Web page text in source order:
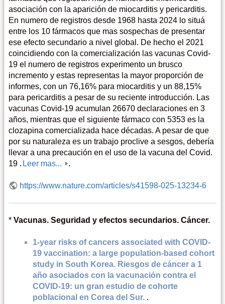
asociación con la aparición de miocarditis y pericarditis.
En numero de registros desde 1968 hasta 2024 lo situá
entre los 10 fármacos que mas sospechas de presentar
ese efecto secundario a nivel global. De hecho el 2021
coincidiendo con la comercialización las vacunas Covid-
19 el numero de registros experimento un brusco
incremento y estas representas la mayor proporción de
informes, con un 76,16% para miocarditis y un 88,15%
para pericarditis a pesar de su reciente introducción. Las
vacunas Covid-19 acumulan 26670 declaraciones en 3
años, mientras que el siguiente fármaco con 5353 es la
clozapina comercializada hace décadas. A pesar de que
por su naturaleza es un trabajo proclive a sesgos, debería
llevar a una precaución en el uso de la vacuna del Covid.
19 . Leer mas... .
https://www.nature.com/articles/s41598-025-13234-6
* Vacunas. Seguridad y efectos secundarios. Cáncer.
1-year risks of cancers associated with COVID-
19 vaccination: a large population-based cohort
study in South Korea. Riesgos de cáncer a 1
año asociados con la vacunación contra el
COVID-19: un gran estudio de cohorte
poblacional en Corea del Sur. .